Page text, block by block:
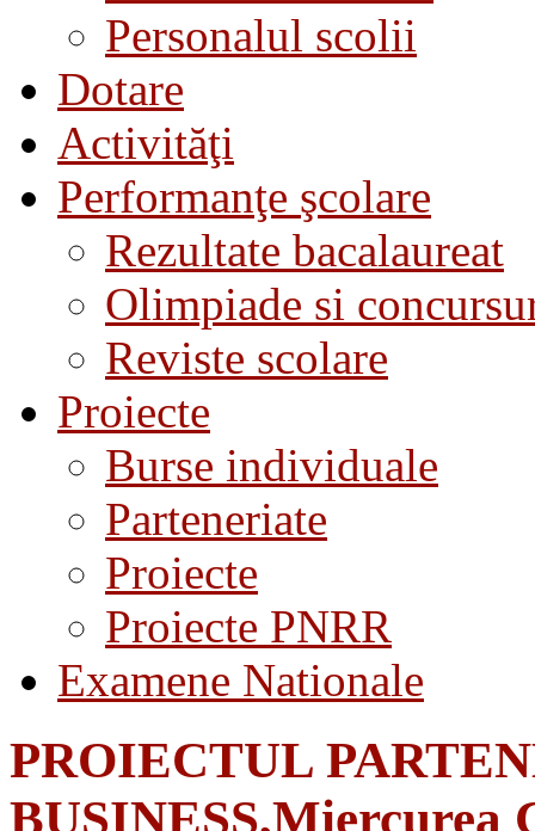
Personalul scolii
Dotare
Activităţi
Performanţe şcolare
Rezultate bacalaureat
Olimpiade si
Reviste scolare
Proiecte
Burse individuale
Parteneriate
Proiecte
Proiecte PNRR
Examene Nationale
PROIECTUL
BUSINESS,Miercurea